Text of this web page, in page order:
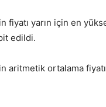
yarın için en
edildi.
ortalama fiyatı